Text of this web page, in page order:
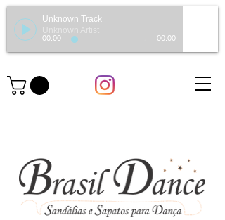
Unknown Track
Unknown Artist
00:00 00:00